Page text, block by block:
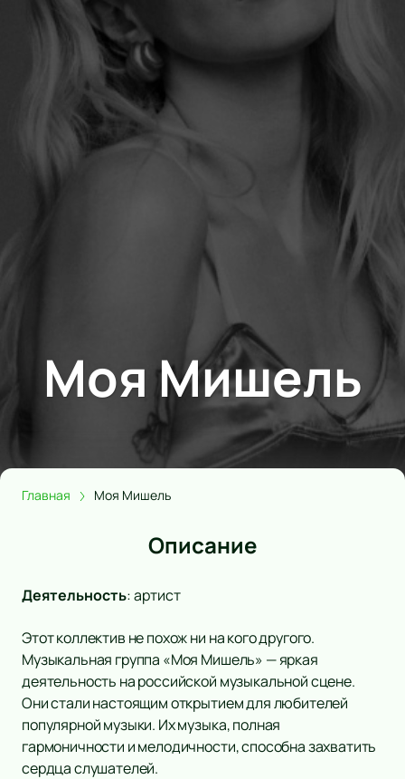
Моя Мишель
Главная Моя Мишель
Описание
Деятельность:артист
Этот коллектив не похож ни на кого другого.
Музыкальная группа «Моя Мишель» — яркая
деятельность на российской музыкальной сцене.
Они стали настоящим открытием для любителей
популярной музыки. Их музыка, полная
гармоничности и мелодичности, способна захватить
сердца слушателей.